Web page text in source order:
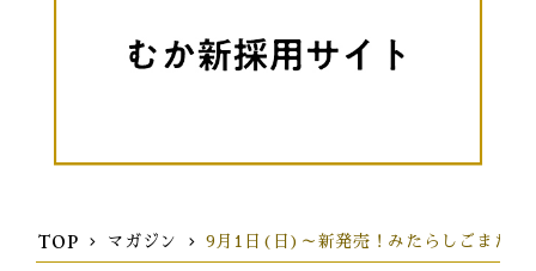
TOP マガジン 9月1日(日)～新発売！みたらしごまだれ